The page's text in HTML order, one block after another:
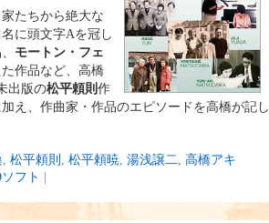
たちから絶大な
に頭文字Aを冠し
モートン・フェ
作品など、高橋
出版の松平頼則作
え、作曲家・作品のエピソードを高橋が記し
松平頼則 松平頼暁 湯浅譲二
高橋アキ
フト |